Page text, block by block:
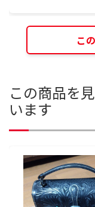
こ
この商品を
います